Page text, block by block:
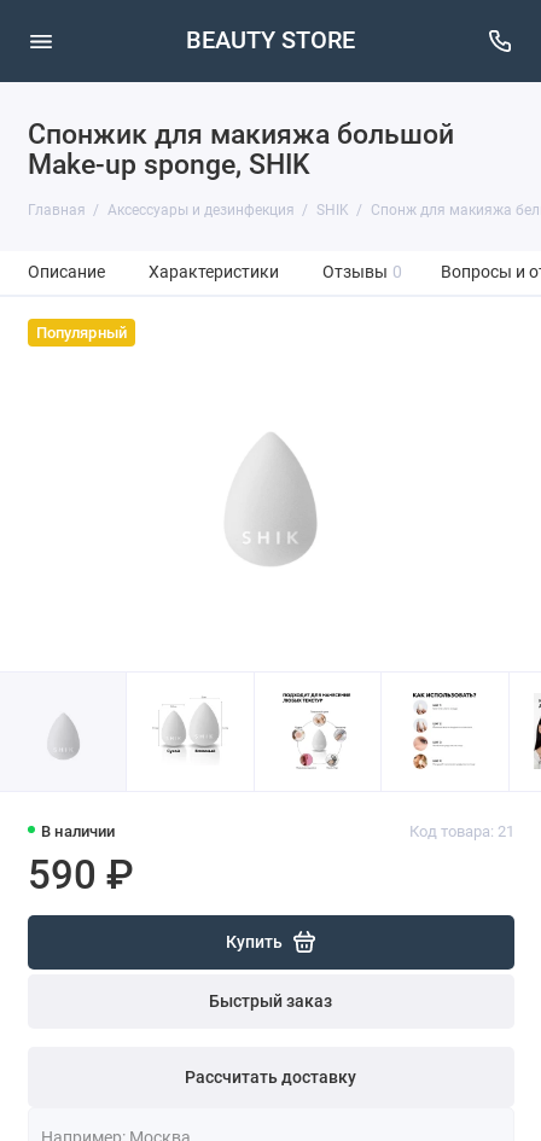
BEAUTY STORE
Спонжик для макияжа большой
Make-up sponge, SHIK
Главная Аксессуары и дезинфекция SHIK Спонж для макияжа
Описание Характеристики Отзывы 0 Вопросы и
Популярный
В наличии Код товара: 21
590 ₽
Купить
Быстрый заказ
Рассчитать доставку